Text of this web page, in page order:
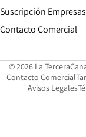
Suscripción Empresas
Contacto Comercial
© 2026 La Tercera
Contacto Comercial
Avisos Legales